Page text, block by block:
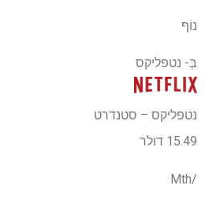
נוֹף
בְּ- נטפליקס
נטפליקס – סטנדרט
15.49 דולר
/Mth